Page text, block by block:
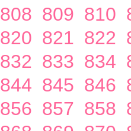
808 809 810
820 821 822
832 833 834
844 845 846
856 857 858